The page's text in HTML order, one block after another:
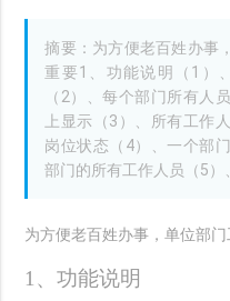
摘要：为方便老百姓办事
重要1、功能说明（1）
（2）、每个部门所有人
上显示（3）、所有工作
岗位状态（4）、一个部
部门的所有工作人员（5）
为方便老百姓办事，单位部
1、功能说明